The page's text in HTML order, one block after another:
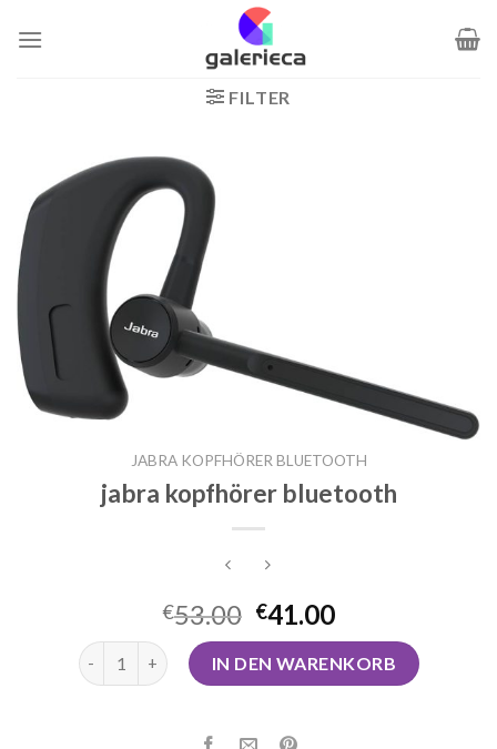
Inhalt
FILTER
JABRA KOPFHÖRER BLUETOOTH
jabra kopfhörer bluetooth
€53.00 €41.00
jabra kopfhörer bluetooth Menge
IN DEN WARENKORB